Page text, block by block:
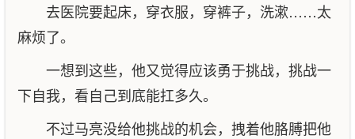
去医院要起床，穿衣服，穿裤子，洗漱……太
麻烦了。
一想到这些，他又觉得应该勇于挑战，挑战一
下自我，看自己到底能扛多久。
不过马亮没给他挑战的机会，拽着他胳膊把他